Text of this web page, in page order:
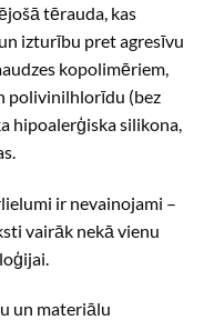
tērauda, kas
izturību pret agresīvu
kopolimēriem,
polivinilhlorīdu (bez
hipoalerģiska silikona,
ir nevainojami –
vairāk nekā vienu
un materiālu